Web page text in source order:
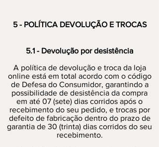
5 - POLÍTICA DEVOLUÇÃO E TROCAS
5.1 - Devolução por desistência
A política de devolução e troca da loja
online está em total acordo com o código
de Defesa do Consumidor, garantindo a
possibilidade de desistência da compra
em até 07 (sete) dias corridos após o
recebimento do seu pedido, e trocas por
defeito de fabricação dentro do prazo de
garantia de 30 (trinta) dias corridos do seu
recebimento.